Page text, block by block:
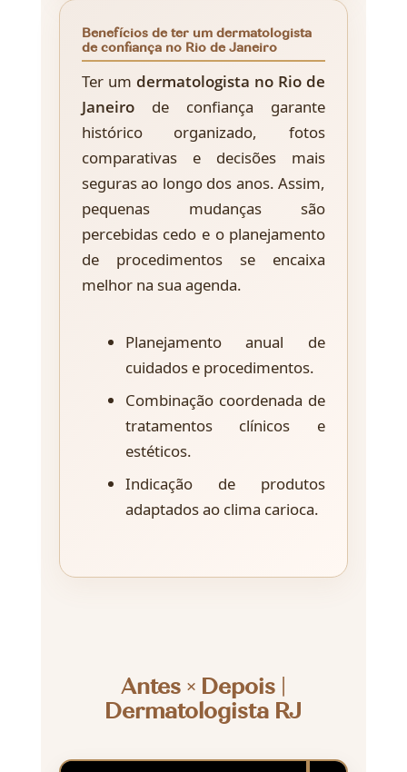
Benefícios de ter um dermatologista
de confiança no Rio de Janeiro
Ter um dermatologista no Rio de
Janeirode confiança garante
histórico organizado, fotos
comparativas e decisões mais
seguras ao longo dos anos. Assim,
pequenas mudanças são
percebidas cedo e o planejamento
de procedimentos se encaixa
melhor na sua agenda.
Planejamento anual de
cuidados e procedimentos.
Combinação coordenada de
tratamentos clínicos e
estéticos.
Indicação de produtos
adaptados ao clima carioca.
Antes × Depois |
Dermatologista RJ